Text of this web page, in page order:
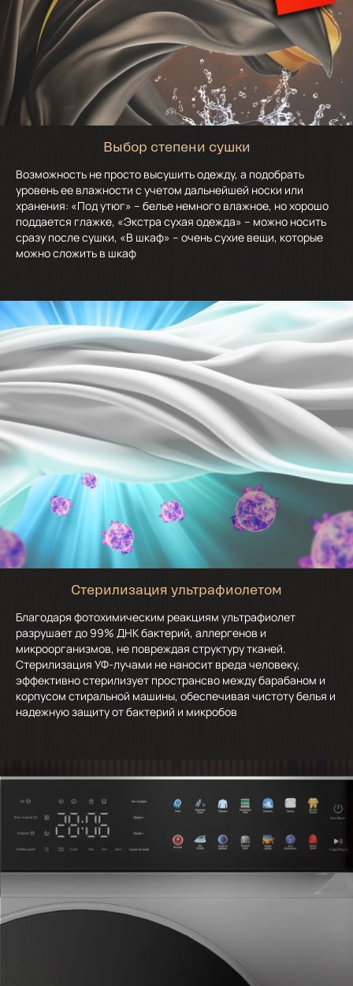
Выбор степени сушки
Возможность не просто высушить одежду, а подобрать
уровень ее влажности с учетом дальнейшей носки или
хранения: «Под утюг» – белье немного влажное, но хорошо
поддается глажке, «Экстра сухая одежда» – можно носить
сразу после сушки, «В шкаф» – очень сухие вещи, которые
можно сложить в шкаф
Стерилизация ультрафиолетом
Благодаря фотохимическим реакциям ультрафиолет
разрушает до 99% ДНК бактерий, аллергенов и
микроорганизмов, не повреждая структуру тканей.
Стерилизация УФ-лучами не наносит вреда человеку,
эффективно стерилизует пространсво между барабаном и
корпусом стиральной машины, обеспечивая чистоту белья и
надежную защиту от бактерий и микробов